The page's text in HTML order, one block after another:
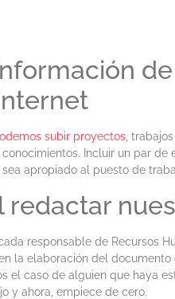
subir proyectos,
Incluir un par
apropiado al puesto de
redactar
responsable de Recursos
la elaboración del documento
el caso de alguien que haya
y ahora, empiece de cero.